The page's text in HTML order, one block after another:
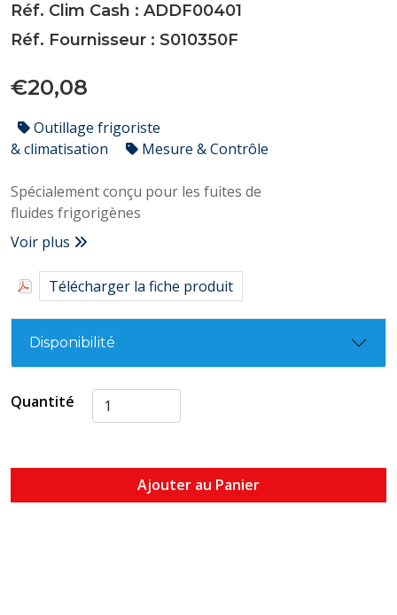
Réf. Clim Cash : ADDF00401
Réf. Fournisseur : S010350F
€20,08
Outillage frigoriste
& climatisation
Mesure & Contrôle
Spécialement conçu pour les fuites de
fluides frigorigènes
Voir plus
Télécharger la fiche produit
Disponibilité
Quantité
Ajouter au Panier